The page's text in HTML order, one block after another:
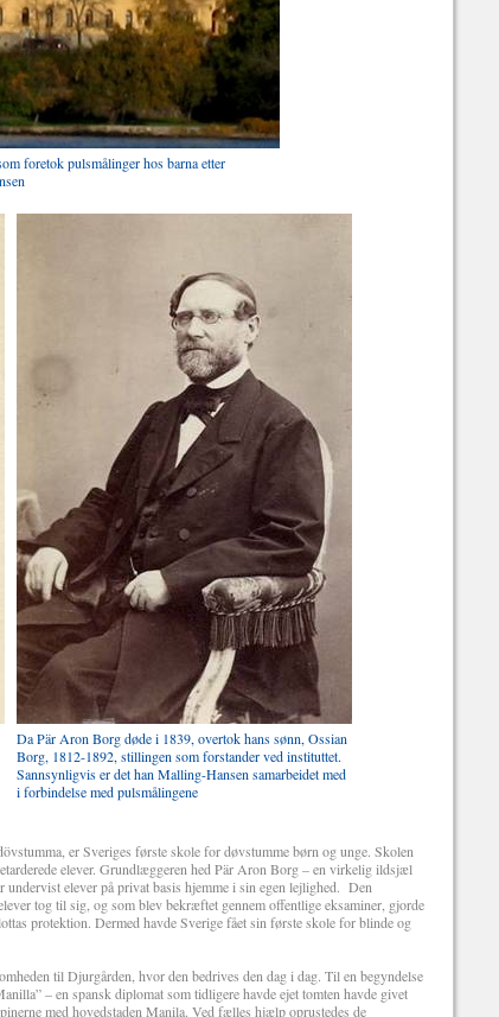
foretok pulsmålinger hos barna etter
Da Pär Aron Borg døde i 1839, overtok hans sønn, Ossian
Borg, 1812-1892, stillingen som forstander ved instituttet.
Sannsynligvis er det han Malling-Hansen samarbeidet med
i forbindelse med pulsmålingene
er Sveriges første skole for døvstumme børn og unge. Skolen
elever. Grundlæggeren hed Pär Aron Borg – en virkelig ildsjæl
undervist elever på privat basis hjemme i sin egen lejlighed. Den
tog til sig, og som blev bekræftet gennem offentlige eksaminer, gjorde
protektion. Dermed havde Sverige fået sin første skole for blinde og
til Djurgården, hvor den bedrives den dag i dag. Til en begyndelse
– en spansk diplomat som tidligere havde ejet tomten havde givet
med hovedstaden Manila. Ved fælles hjælp oprustedes de